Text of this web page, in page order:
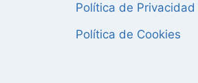
Política de Privacidad
Política de Cookies